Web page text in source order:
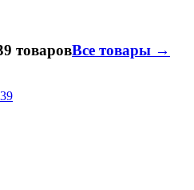
товаровВсе товары →